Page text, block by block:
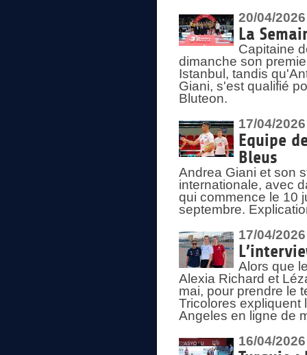
20/04/2026
La
Capitaine
dimanche son
Istanbul, tandis
Giani, s'est qualifié
Bluteon.
17/04/2026
Equipe
Bleus
Andrea Giani et son
internationale, avec
qui commence le 10
septembre.
17/04/2026
Alors que
Alexia Richard et
mai, pour prendre le
Tricolores expliquent
Angeles en ligne de
16/04/2026